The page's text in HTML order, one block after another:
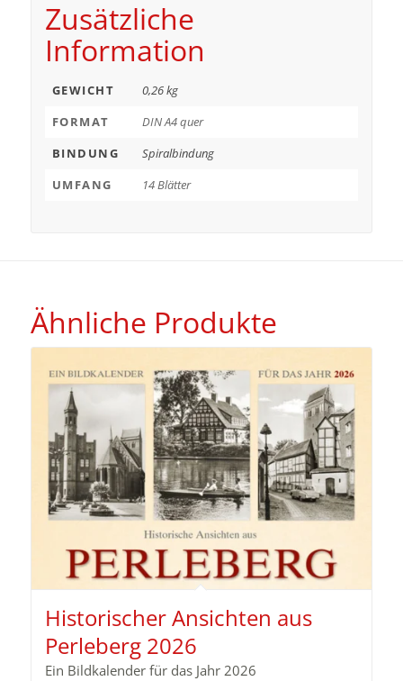
Zusätzliche
Information
GEWICHT
0,26 kg
FORMAT
DIN A4 quer
BINDUNG
Spiralbindung
UMFANG
14 Blätter
Ähnliche Produkte
Historischer Ansichten aus
Perleberg 2026
Ein Bildkalender für das Jahr 2026